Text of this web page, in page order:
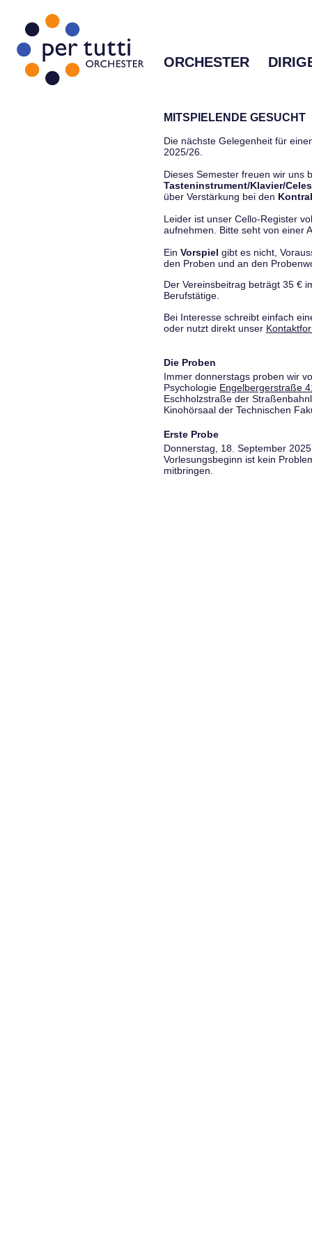
ORCHESTER
MITSPIELENDE GESUCHT
Die nächste Gelegenheit für
2025/26.
Dieses Semester freuen wir uns
Tasteninstrument/Klavier/
über Verstärkung bei den
Leider ist unser Cello-Register
aufnehmen. Bitte seht von einer
Ein Vorspiel gibt es nicht,
den Proben und an den
Der Vereinsbeitrag beträgt 35 €
Berufstätige.
Bei Interesse schreibt einfach
oder nutzt direkt unser
Die Proben
Immer donnerstags proben wir
Psychologie Engelbergerstraße
Eschholzstraße der
Kinohörsaal der Technischen
Erste Probe
Donnerstag, 18. September
Vorlesungsbeginn ist kein
mitbringen.